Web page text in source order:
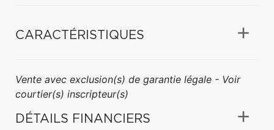
CARACTÉRISTIQUES
Vente avec exclusion(s) de garantie légale - Voir
courtier(s) inscripteur(s)
DÉTAILS FINANCIERS